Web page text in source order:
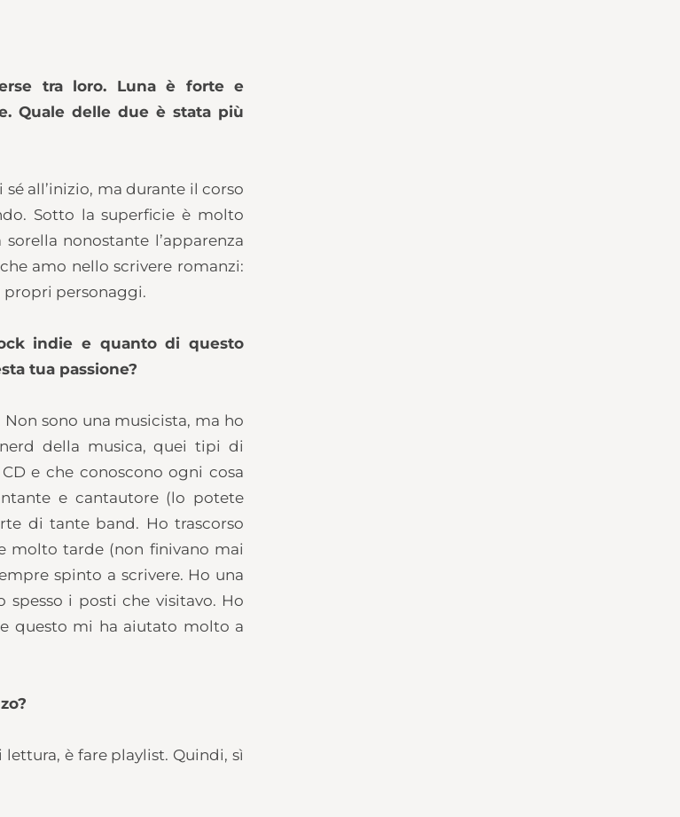
tra loro. Luna è forte e
Quale delle due è stata più
all’inizio, ma durante il corso
Sotto la superficie è molto
nonostante l’apparenza
amo nello scrivere romanzi:
propri personaggi.
indie e quanto di questo
tua passione?
sono una musicista, ma ho
della musica, quei tipi di
e che conoscono ogni cosa
e cantautore (lo potete
di tante band. Ho trascorso
molto tarde (non finivano mai
spinto a scrivere. Ho una
i posti che visitavo. Ho
questo mi ha aiutato molto a
è fare playlist. Quindi, sì